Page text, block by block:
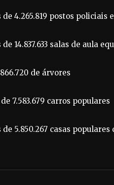
4.265.819 postos policiais
14.837.633 salas de aula
de árvores
7.583.679 carros populares
5.850.267 casas populares